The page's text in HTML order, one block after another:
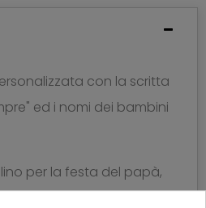
con la scritta
ed i nomi dei bambini
per la festa del papà,